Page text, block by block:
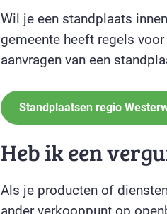
Wil je een standplaats
gemeente heeft regels
aanvragen van een
Standplaatsen regio
Heb ik een
Als je producten of
ander verkooppunt op